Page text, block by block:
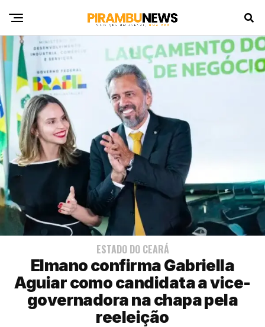
ESTADO DO CEARÁ
Elmano confirma Gabriella
Aguiar como candidata a vice-
governadora na chapa pela
reeleição